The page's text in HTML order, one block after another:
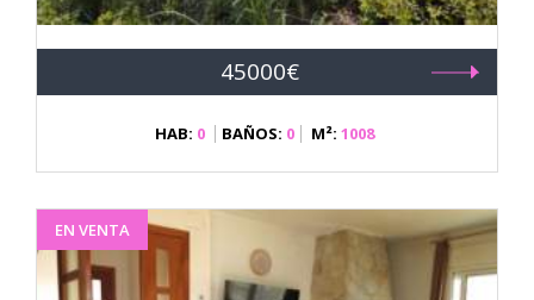
45000€
HAB: 0 BAÑOS: 0 M²: 1008
EN VENTA